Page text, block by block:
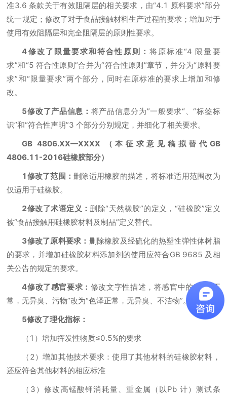
准3.6 条款关于有效阻隔层的相关要求，由“4.1 原料要求”部分
统一规定；修改了对于食品接触材料生产过程的要求；增加对于
使用有效阻隔层和完全阻隔层的原则性要求。
4修改了限量要求和符合性原则： 将原标准“4 限量要
求”和“5 符合性原则”合并为“符合性原则”章节，并分为“原料要
求”和“限量要求”两个部分，同时在原标准的要求上增加和修
改。
5修改了产品信息： 将产品信息分为”一般要求“、“标签标
识”和“符合性声明”3 个部分分别规定，并细化了相关要求。
GB 4806.XX—XXXX （本征求意见稿拟替代GB
4806.11-2016硅橡胶部分）
1修改了范围：删除适用橡胶的描述，将标准适用范围改为
仅适用于硅橡胶。
2修改了术语定义：删除“天然橡胶”的定义，“硅橡胶”定义
被“食品接触用硅橡胶材料及制品”定义替代。
3修改了原料要求： 删除橡胶及经硫化的热塑性弹性体树脂
的要求，并增加硅橡胶材料添加剂的使用应符合GB 9685 及相
关公告的规定的要求。
4修改了感官要求： 修改文字性描述，将感官中的“色泽正
常，无异臭、污物”改为“色泽正常，无异臭、不洁物”。
5修改了理化指标：
（1）增加挥发性物质≤0.5%的要求
（2）增加其他技术要求：使用了其他材料的硅橡胶材料，
还应符合其他材料的相应标准
（3）修改高锰酸钾消耗量、重金属（以Pb 计）测试条